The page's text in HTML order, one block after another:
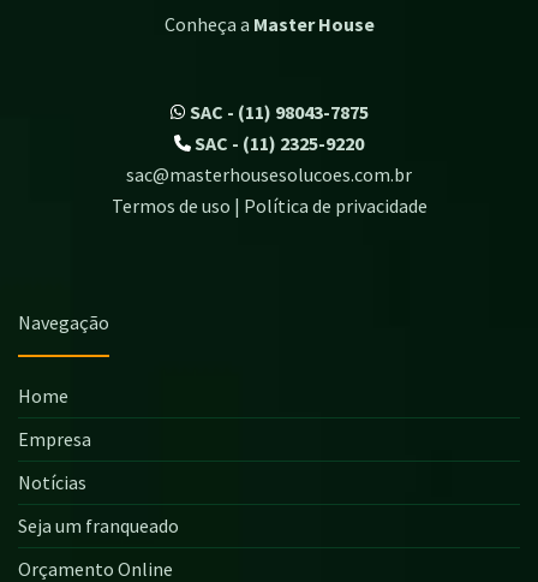
Conheça a Master House
SAC - (11) 98043-7875
SAC - (11) 2325-9220
sac@masterhousesolucoes.com.br
Termos de uso | Política de privacidade
Navegação
Home
Empresa
Notícias
Seja um franqueado
Orçamento Online